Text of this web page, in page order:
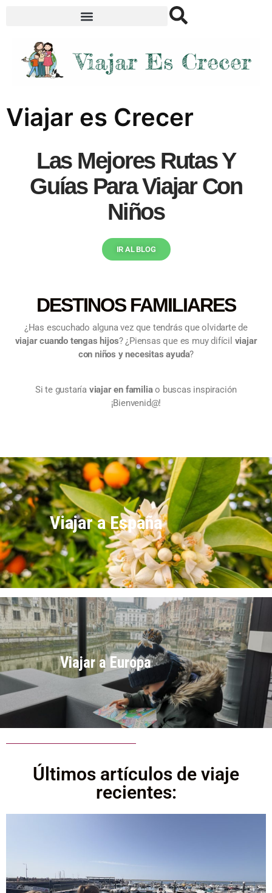
Viajar es Crecer
Las Mejores Rutas Y
Guías Para Viajar Con
Niños
IR AL BLOG
DESTINOS FAMILIARES
¿Has escuchado alguna vez que tendrás que olvidarte de
viajar cuando tengas hijos? ¿Piensas que es muy difícil viajar
con niños y necesitas ayuda?
Si te gustaría viajar en familiao buscas inspiración
¡Bienvenid@!
Viajar a España
Viajar a Europa
Últimos artículos de viaje
recientes: